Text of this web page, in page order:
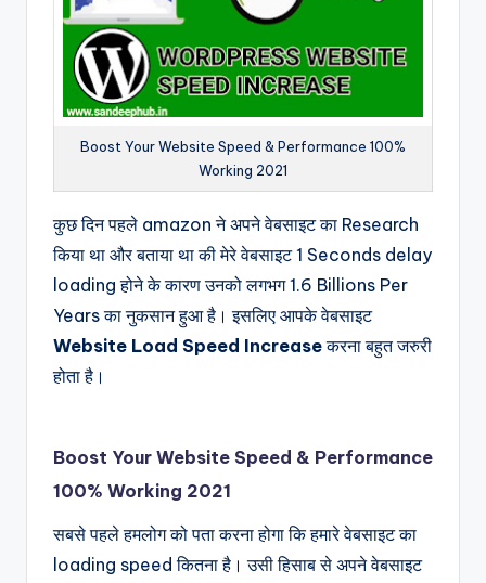
Boost Your Website Speed & Performance 100%
Working 2021
कुछ दिन पहले amazon ने अपने वेबसाइट का Research
किया था और बताया था की मेरे वेबसाइट 1 Seconds delay
loading होने के कारण उनको लगभग 1.6 Billions Per
Years का नुकसान हुआ है। इसलिए आपके वेबसाइट
Website Load Speed Increaseकरना बहुत जरुरी
होता है।
Boost Your Website Speed & Performance
100% Working 2021
सबसे पहले हमलोग को पता करना होगा कि हमारे वेबसाइट का
loading speed कितना है। उसी हिसाब से अपने वेबसाइट